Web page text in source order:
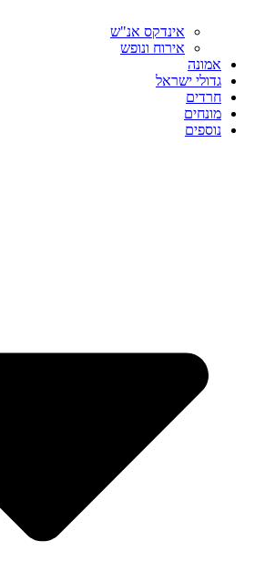
אינדקס אנ"ש
אירוח ונופש
אמונה
גדולי ישראל
חרדים
מונחים
נוספים